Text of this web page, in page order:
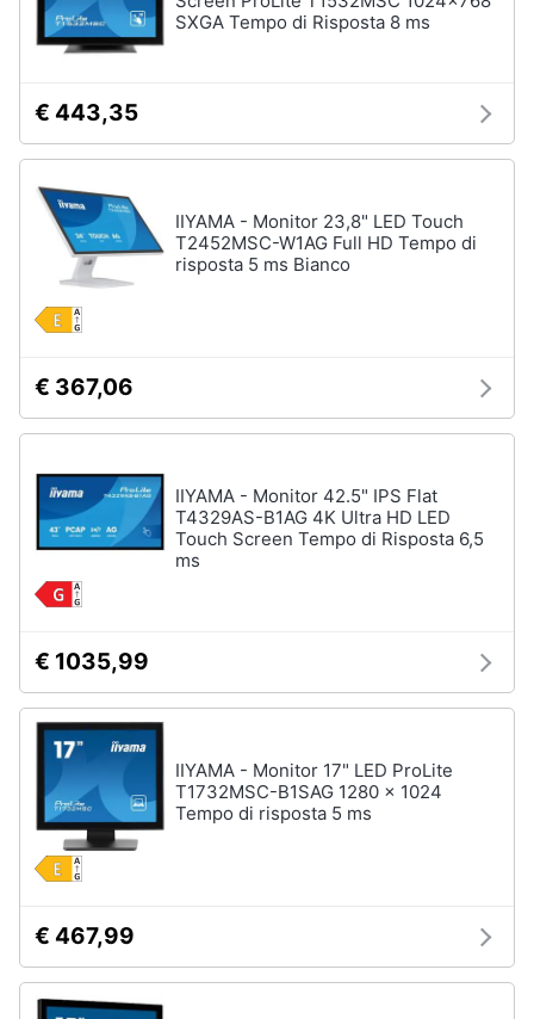
Termostato
wifi
Vedi
tutti
Accessori
informatica
Webcam
Software
Sistema
operativo
windows
Vedi
tutti
SXGA Tempo di Risposta 8 ms
€ 443,35
IIYAMA - Monitor 23,8" LED Touch
T2452MSC-W1AG Full HD Tempo di
risposta 5 ms Bianco
€ 367,06
IIYAMA - Monitor 42.5" IPS Flat
T4329AS-B1AG 4K Ultra HD LED
Touch Screen Tempo di Risposta 6,5
ms
€ 1035,99
IIYAMA - Monitor 17" LED ProLite
T1732MSC-B1SAG 1280 x 1024
Tempo di risposta 5 ms
€ 467,99